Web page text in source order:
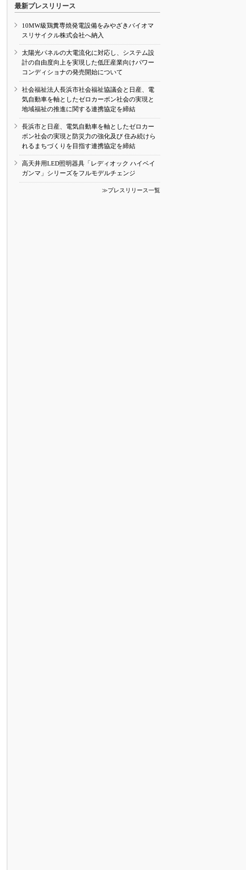
最新プレスリリース
10MW級鶏糞専焼発電設備をみやざきバイオマ
スリサイクル株式会社へ納入
太陽光パネルの大電流化に対応し、システム設
計の自由度向上を実現した低圧産業向けパワー
コンディショナの発売開始について
社会福祉法人長浜市社会福祉協議会と日産、電
気自動車を軸としたゼロカーボン社会の実現と
地域福祉の推進に関する連携協定を締結
長浜市と日産、電気自動車を軸としたゼロカー
ボン社会の実現と防災力の強化及び 住み続けら
れるまちづくりを目指す連携協定を締結
高天井用LED照明器具「レディオック ハイベイ
ガンマ」シリーズをフルモデルチェンジ
≫プレスリリース一覧